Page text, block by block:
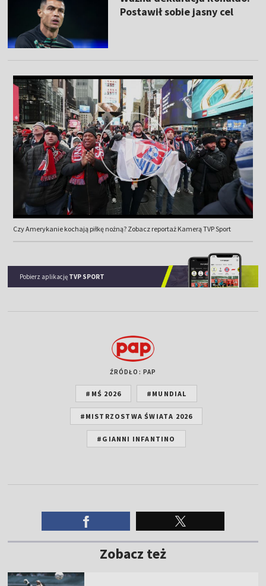
Postawił sobie jasny cel
Czy Amerykanie kochają piłkę nożną? Zobacz reportaż Kamerą TVP Sport
Pobierz aplikację TVP SPORT
ŹRÓDŁO: PAP
#MŚ 2026 #MUNDIAL
#MISTRZOSTWA ŚWIATA 2026
#GIANNI INFANTINO
Zobacz też